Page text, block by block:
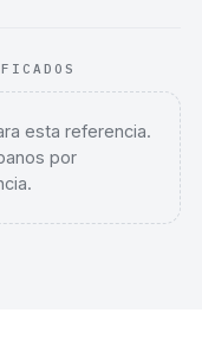
esta referencia.
por